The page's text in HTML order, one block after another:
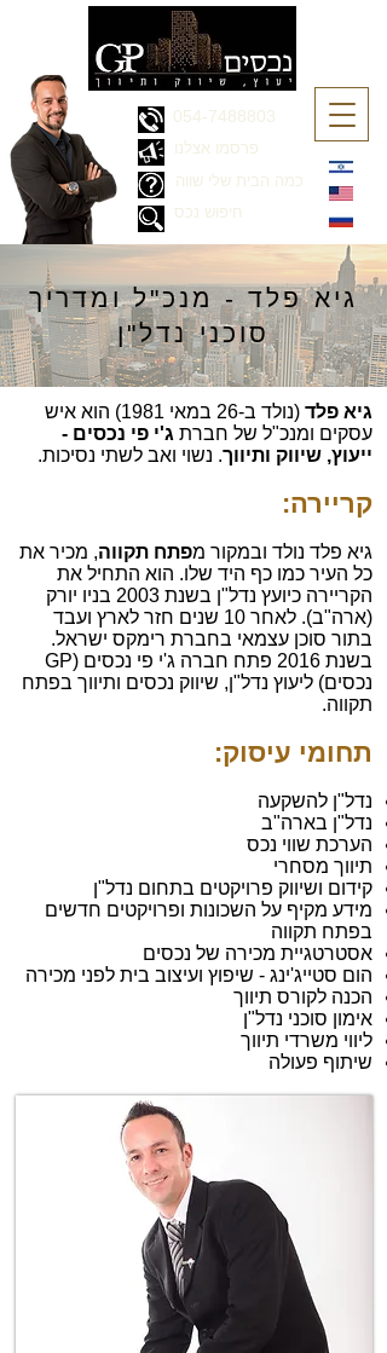
054-7488803
כמה הבית שלי שווה
פרסמו אצלנו
חיפוש נכס
גיא פלד - מנכ"ל ומדריך
סוכני נדל"ן
גיא פלד
(נולד ב-26 במאי 1981) הוא איש
עסקים ומנכ"ל של חברת ג'י פי נכסים -
ייעוץ, שיווק ותיווך. נשוי ואב לשתי נסיכות.
קריירה:
גיא פלד נולד ובמקור מפתח תקווה, מכיר את
כל העיר כמו כף היד שלו. הוא התחיל את
הקריירה כיועץ נדל"ן בשנת 2003 בניו יורק
(ארה"ב). לאחר 10 שנים חזר לארץ ועבד
בתור סוכן עצמאי בחברת רימקס ישראל.
בשנת 2016 פתח חברה
ג'י פי נכסים
(GP
נכסים) ליעוץ נדל"ן, שיווק נכסים ותיווך בפתח
תקווה.
תחומי עיסוק:
נדל"ן להשקעה
נדל"ן בארה"ב
הערכת שווי נכס
תיווך מסחרי
קידום ושיווק פרויקטים בתחום נדל"ן
מידע מקיף על השכונות ופרויקטים חדשים
בפתח תקווה
אסטרטגיית מכירה של נכסים
הום סטייג'ינג - שיפוץ ועיצוב בית לפני מכירה
הכנה לקורס תיווך
אימון סוכני נדל"ן
ליווי משרדי תיווך
שיתוף פעולה